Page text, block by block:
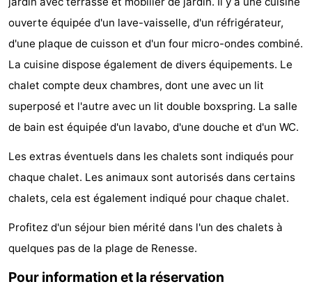
Livingstone
Port
Greve
-
Port
Zélande
Resort
-
't
Hof
van
Schouwen
-
Schouwse
Valleien
-
Soeten
-
ouverte équipée d'un lave-vaisselle, d'un réfrigérateur,
d'une plaque de cuisson et d'un four micro-ondes combiné.
La cuisine dispose également de divers équipements. Le
chalet compte deux chambres, dont une avec un lit
superposé et l'autre avec un lit double boxspring. La salle
de bain est équipée d'un lavabo, d'une douche et d'un WC.
Les extras éventuels dans les chalets sont indiqués pour
chaque chalet. Les animaux sont autorisés dans certains
chalets, cela est également indiqué pour chaque chalet.
Profitez d'un séjour bien mérité dans l'un des chalets à
quelques pas de la plage de Renesse.
Pour information et la réservation